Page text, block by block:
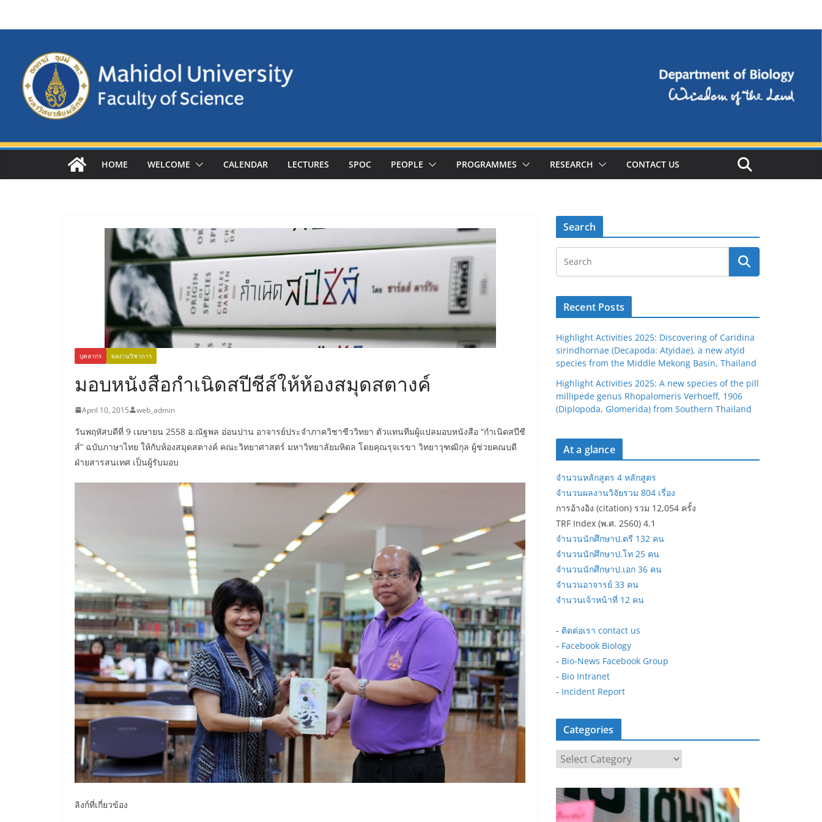
HOME WELCOME CALENDAR LECTURES SPOC PEOPLE PROGRAMMES RESEARCH CONTACT US
บุคลากร ผลงานวิชาการ
มอบหนังสือกำเนิดสปีชีส์ให้ห้องสมุดสตางค์
April 10, 2015 web_admin
วันพฤหัสบดีที่ 9 เมษายน 2558 อ.ณัฐพล อ่อนปาน อาจารย์ประจำภาควิชาชีววิทยา ตัวแทนทีมผู้แปลมอบหนังสือ “กำเนิดสปีชี
ส์” ฉบับภาษาไทย ให้กับห้องสมุดสตางค์ คณะวิทยาศาสตร์ มหาวิทยาลัยมหิดล โดยคุณรุจเรขา วิทยาวุฑฒิกุล ผู้ช่วยคณบดี
ฝ่ายสารสนเทศ เป็นผู้รับมอบ
ลิงก์ที่เกี่ยวข้อง
Search
Recent Posts
Highlight Activities 2025: Discovering of Caridina
sirindhornae (Decapoda: Atyidae), a new atyid
species from the Middle Mekong Basin, Thailand
Highlight Activities 2025: A new species of the pill
millipede genus Rhopalomeris Verhoeff, 1906
(Diplopoda, Glomerida) from Southern Thailand
At a glance
จำนวนหลักสูตร 4 หลักสูตร
จำนวนผลงานวิจัยรวม 804 เรื่อง
การอ้างอิง (citation) รวม 12,054 ครั้ง
TRF Index (พ.ศ. 2560) 4.1
จำนวนนักศึกษาป.ตรี 132 คน
จำนวนนักศึกษาป.โท 25 คน
จำนวนนักศึกษาป.เอก 36 คน
จำนวนอาจารย์ 33 คน
จำนวนเจ้าหน้าที่ 12 คน
- ติดต่อเรา contact us
- Facebook Biology
- Bio-News Facebook Group
- Bio Intranet
- Incident Report
Categories
a
t
e
g